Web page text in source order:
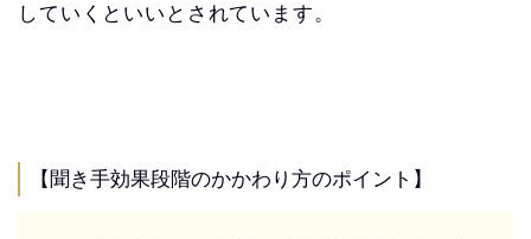
していくといいとされています。
【聞き手効果段階のかかわり方のポイント】